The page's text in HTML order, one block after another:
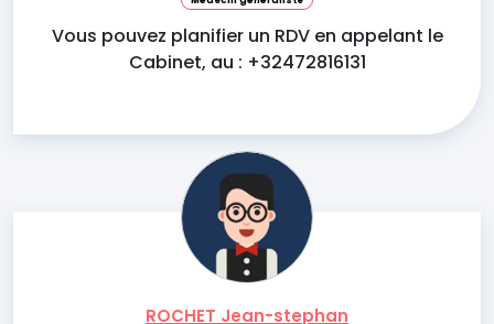
Vous pouvez planifier un RDV en appelant le
Cabinet, au : +32472816131
ROCHET Jean-stephan